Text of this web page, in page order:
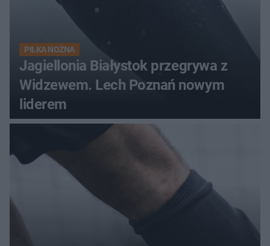
PIŁKA NOŻNA
Jagiellonia Białystok przegrywa z
Widzewem. Lech Poznań nowym
liderem